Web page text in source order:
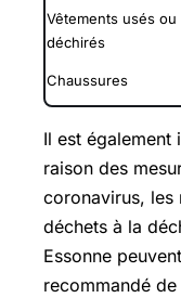
Vêtements usés ou
déchirés
Chaussures
Il est également
raison des
coronavirus, les
déchets à la
Essonne
recommandé